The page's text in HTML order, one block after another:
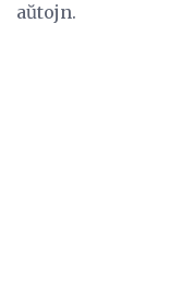
aŭtojn.